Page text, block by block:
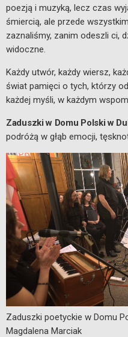
poezją i muzyką, lecz czas
śmiercią, ale przede
zaznaliśmy, zanim odeszli ci,
widoczne.
Każdy utwór, każdy wiersz,
świat pamięci o tych, którzy
każdej myśli, w każdym
Zaduszki w Domu Polski w
podróżą w głąb emocji,
Zaduszki poetyckie w Domu
Magdalena Marciak